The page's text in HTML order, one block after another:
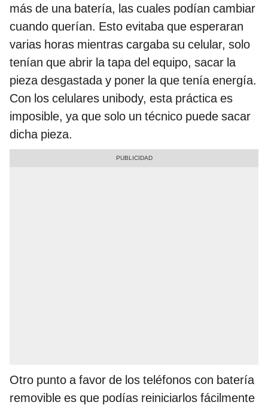
más de una batería, las cuales podían cambiar
cuando querían. Esto evitaba que esperaran
varias horas mientras cargaba su celular, solo
tenían que abrir la tapa del equipo, sacar la
pieza desgastada y poner la que tenía energía.
Con los celulares unibody, esta práctica es
imposible, ya que solo un técnico puede sacar
dicha pieza.
Otro punto a favor de los teléfonos con batería
removible es que podías reiniciarlos fácilmente